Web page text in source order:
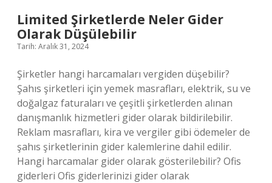
Limited Şirketlerde Neler Gider
Olarak Düşülebilir
Tarih: Aralık 31, 2024
Şirketler hangi harcamaları vergiden düşebilir?
Şahıs şirketleri için yemek masrafları, elektrik, su ve
doğalgaz faturaları ve çeşitli şirketlerden alınan
danışmanlık hizmetleri gider olarak bildirilebilir.
Reklam masrafları, kira ve vergiler gibi ödemeler de
şahıs şirketlerinin gider kalemlerine dahil edilir.
Hangi harcamalar gider olarak gösterilebilir? Ofis
giderleri Ofis giderlerinizi gider olarak